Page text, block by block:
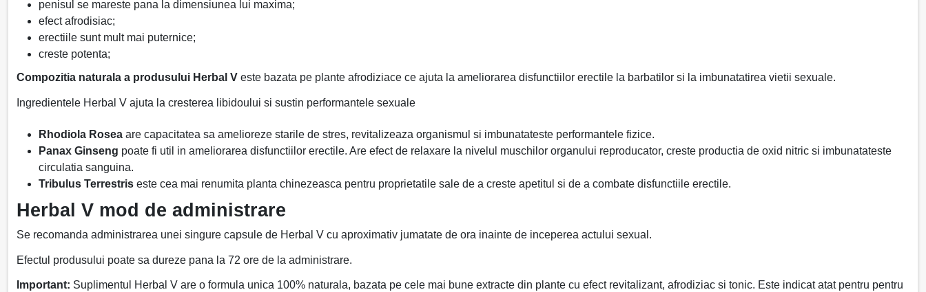
penisul se mareste pana la dimensiunea lui maxima;
efect afrodisiac;
erectiile sunt mult mai puternice;
creste potenta;
Compozitia naturala a produsului Herbal V este bazata pe plante afrodiziace ce ajuta la ameliorarea disfunctiilor erectile la barbatilor si la imbunatatirea vietii sexuale.
Ingredientele Herbal V ajuta la cresterea libidoului si sustin performantele sexuale
Rhodiola Rosea are capacitatea sa amelioreze starile de stres, revitalizeaza organismul si imbunatateste performantele fizice.
Panax Ginseng poate fi util in ameliorarea disfunctiilor erectile. Are efect de relaxare la nivelul muschilor organului reproducator, creste productia de oxid nitric si imbunatateste
circulatia sanguina.
Tribulus Terrestris este cea mai renumita planta chinezeasca pentru proprietatile sale de a creste apetitul si de a combate disfunctiile erectile.
Herbal V mod de administrare
Se recomanda administrarea unei singure capsule de Herbal V cu aproximativ jumatate de ora inainte de inceperea actului sexual.
Efectul produsului poate sa dureze pana la 72 ore de la administrare.
Important: Suplimentul Herbal V are o formula unica 100% naturala, bazata pe cele mai bune extracte din plante cu efect revitalizant, afrodiziac si tonic. Este indicat atat pentru pentru